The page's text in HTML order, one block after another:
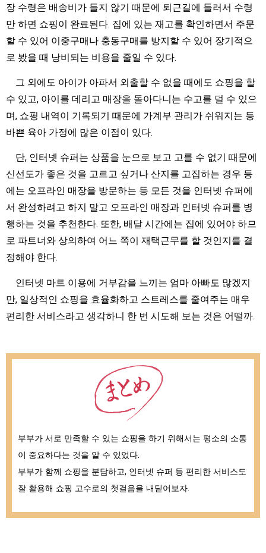
장 수령은 배송비가 들지 않기 때문에 퇴근길에 들러서 수령
만 하면 쇼핑이 완료된다. 집에 있는 재고를 확인하면서 주문
할 수 있어 이중구매나 충동구매를 방지할 수 있어 장기적으
로 봤을 때 낭비되는 비용을 줄일 수 있다.
그 외에도 아이가 아파서 외출할 수 없을 때에도 쇼핑을 할
수 있고, 아이를 데리고 매장을 돌아다니는 수고를 덜 수 있으
며, 쇼핑 내역이 기록되기 때문에 가계부 관리가 쉬워지는 등
바쁜 육아 가정에 많은 이점이 있다.
단, 인터넷 슈퍼는 상품을 눈으로 보고 고를 수 없기 때문에
신선도가 좋은 것을 고르고 싶거나 산지를 고집하는 경우 등
에는 오프라인 매장을 방문하는 등 모든 것을 인터넷 슈퍼에
서 완성하려고 하지 말고 오프라인 매장과 인터넷 슈퍼를 병
행하는 것을 추천한다. 또한, 배달 시간에는 집에 있어야 하므
로 파트너와 상의하여 어느 쪽이 재택근무를 할 것인지를 결
정해야 한다.
인터넷 마트 이용에 거부감을 느끼는 엄마 아빠도 많겠지
만, 일상적인 쇼핑을 효율화하고 스트레스를 줄여주는 매우
편리한 서비스라고 생각하니 한 번 시도해 보는 것은 어떨까.
부부가 서로 만족할 수 있는 쇼핑을 하기 위해서는 평소의 소통
이 중요하다는 것을 알 수 있었다.
부부가 함께 쇼핑을 분담하고, 인터넷 슈퍼 등 편리한 서비스도
잘 활용해 쇼핑 고수로의 첫걸음을 내딛어보자.